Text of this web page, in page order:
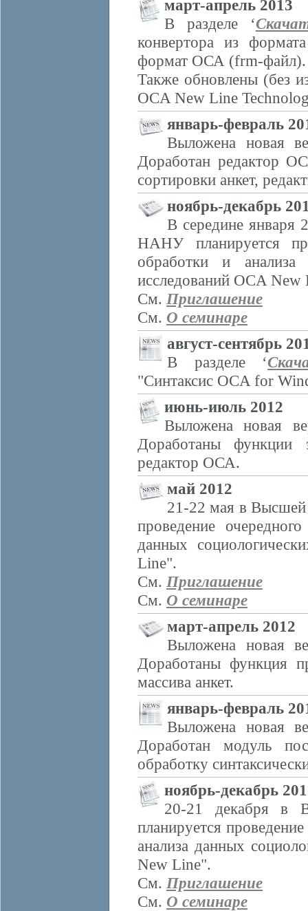
март-апрель 2013
В разделе ‘
конвертора из
формат ОСА (frm-файл).
Также обновлены (без
OCA New Line
январь-февраль
Выложена новая
Доработан редактор
сортировки анкет,
ноябрь-декабрь
В середине января
НАНУ планируется
обработки и анализа
исследований OCA New
См. Приглашение
См. О семинаре
август-сентябрь
В разделе ‘
"Синтаксис OCA for
июнь-июль 2012
Выложена новая
Доработаны функции
редактор ОСА.
май 2012
21-22 мая в
проведение
данных
Line".
См. Приглашение
См. О семинаре
март-апрель 2012
Выложена новая
Доработаны функция
массива анкет.
январь-февраль
Выложена новая
Доработан модуль
обработку
ноябрь-декабрь
20-21 декабря в
планируется
анализа данных
New Line".
См. Приглашение
См. О семинаре